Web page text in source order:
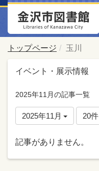
トップページ 玉川
イベント・展示情報
2025年11月の記事一覧
2025年11月 20件
記事がありません。